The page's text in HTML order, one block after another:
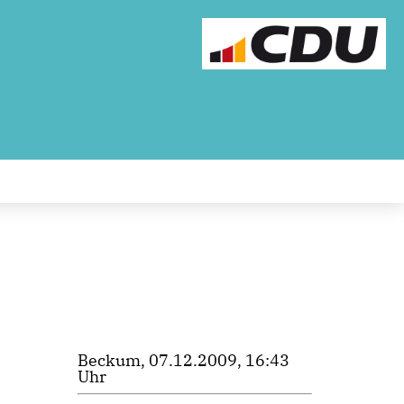
Beckum, 07.12.2009, 16:43
Uhr